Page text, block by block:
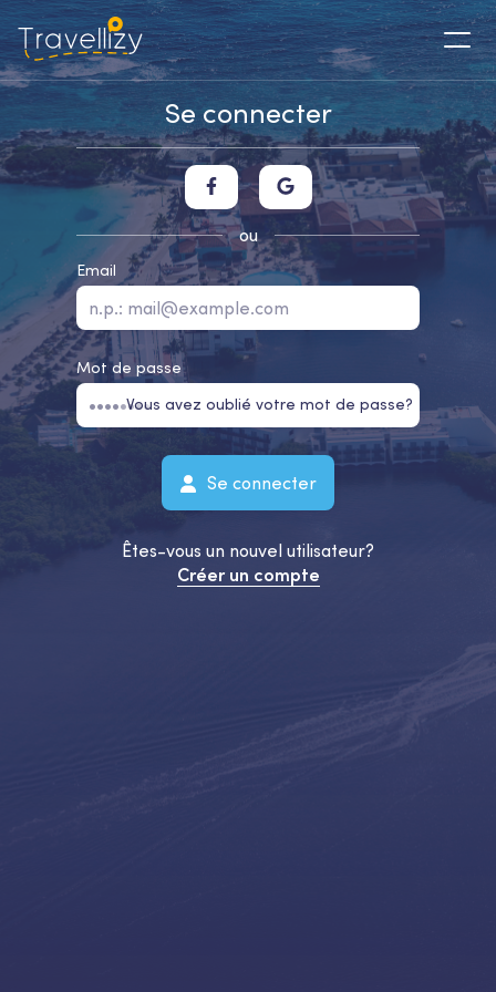
Se connecter
ou
Email
Mot de passe
Vous avez oublié votre mot de passe?
Se connecter
Êtes-vous un nouvel utilisateur?
Créer un compte